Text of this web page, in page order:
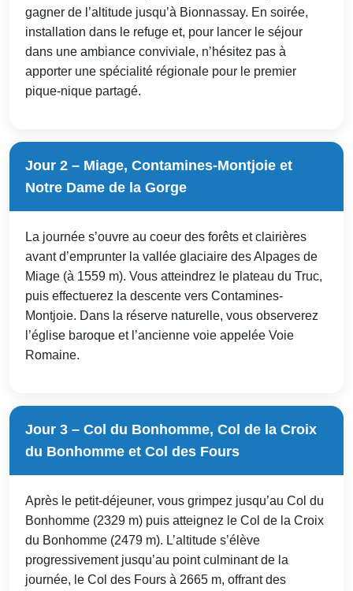
gagner de l’altitude jusqu’à Bionnassay. En soirée,
installation dans le refuge et, pour lancer le séjour
dans une ambiance conviviale, n’hésitez pas à
apporter une spécialité régionale pour le premier
pique-nique partagé.
Jour 2 – Miage, Contamines-Montjoie et
Notre Dame de la Gorge
La journée s’ouvre au coeur des forêts et clairières
avant d’emprunter la vallée glaciaire des Alpages de
Miage (à 1559 m). Vous atteindrez le plateau du Truc,
puis effectuerez la descente vers Contamines-
Montjoie. Dans la réserve naturelle, vous observerez
l’église baroque et l’ancienne voie appelée Voie
Romaine.
Jour 3 – Col du Bonhomme, Col de la Croix
du Bonhomme et Col des Fours
Après le petit-déjeuner, vous grimpez jusqu’au Col du
Bonhomme (2329 m) puis atteignez le Col de la Croix
du Bonhomme (2479 m). L’altitude s’élève
progressivement jusqu’au point culminant de la
journée, le Col des Fours à 2665 m, offrant des